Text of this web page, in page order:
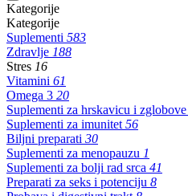
Kategorije
Kategorije
Suplementi 583
Zdravlje 188
Stres 16
Vitamini 61
Omega 3 20
Suplementi za hrskavicu i zglobove
Suplementi za imunitet 56
Biljni preparati 30
Suplementi za menopauzu 1
Suplementi za bolji rad srca 41
Preparati za seks i potenciju 8